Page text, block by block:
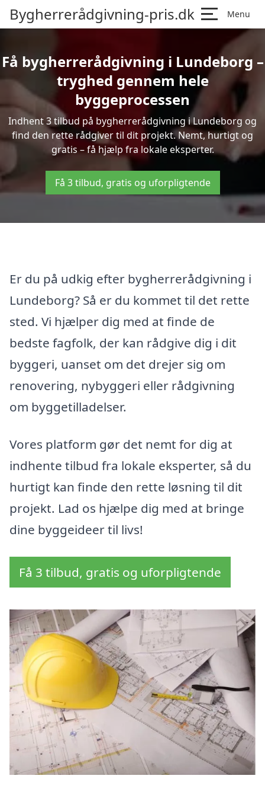
Bygherrerådgivning-pris.dk Menu
Få bygherrerådgivning i Lundeborg –
tryghed gennem hele
byggeprocessen
Indhent 3 tilbud på bygherrerådgivning i Lundeborg og
find den rette rådgiver til dit projekt. Nemt, hurtigt og
gratis – få hjælp fra lokale eksperter.
Få 3 tilbud, gratis og uforpligtende
Er du på udkig efter bygherrerådgivning i
Lundeborg? Så er du kommet til det rette
sted. Vi hjælper dig med at finde de
bedste fagfolk, der kan rådgive dig i dit
byggeri, uanset om det drejer sig om
renovering, nybyggeri eller rådgivning
om byggetilladelser.
Vores platform gør det nemt for dig at
indhente tilbud fra lokale eksperter, så du
hurtigt kan finde den rette løsning til dit
projekt. Lad os hjælpe dig med at bringe
dine byggeideer til livs!
Få 3 tilbud, gratis og uforpligtende